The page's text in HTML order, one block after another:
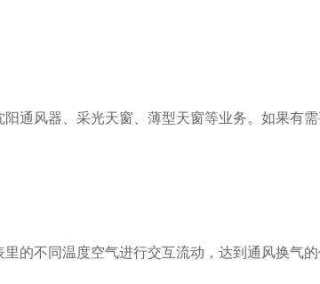
通风器、采光天窗、薄型天窗等业务。如果有需
的不同温度空气进行交互流动，达到通风换气的